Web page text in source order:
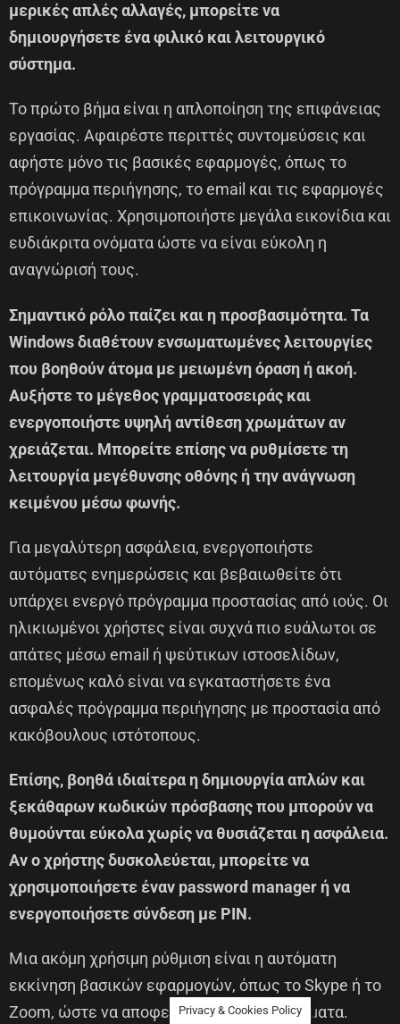
μερικές απλές αλλαγές, μπορείτε να
δημιουργήσετε ένα φιλικό και λειτουργικό
σύστημα.
Το πρώτο βήμα είναι η απλοποίηση της επιφάνειας
εργασίας. Αφαιρέστε περιττές συντομεύσεις και
αφήστε μόνο τις βασικές εφαρμογές, όπως το
πρόγραμμα περιήγησης, το email και τις εφαρμογές
επικοινωνίας. Χρησιμοποιήστε μεγάλα εικονίδια και
ευδιάκριτα ονόματα ώστε να είναι εύκολη η
αναγνώρισή τους.
Σημαντικό ρόλο παίζει και η προσβασιμότητα. Τα
Windows διαθέτουν ενσωματωμένες λειτουργίες
που βοηθούν άτομα με μειωμένη όραση ή ακοή.
Αυξήστε το μέγεθος γραμματοσειράς και
ενεργοποιήστε υψηλή αντίθεση χρωμάτων αν
χρειάζεται. Μπορείτε επίσης να ρυθμίσετε τη
λειτουργία μεγέθυνσης οθόνης ή την ανάγνωση
κειμένου μέσω φωνής.
Για μεγαλύτερη ασφάλεια, ενεργοποιήστε
αυτόματες ενημερώσεις και βεβαιωθείτε ότι
υπάρχει ενεργό πρόγραμμα προστασίας από ιούς. Οι
ηλικιωμένοι χρήστες είναι συχνά πιο ευάλωτοι σε
απάτες μέσω email ή ψεύτικων ιστοσελίδων,
επομένως καλό είναι να εγκαταστήσετε ένα
ασφαλές πρόγραμμα περιήγησης με προστασία από
κακόβουλους ιστότοπους.
Επίσης, βοηθά ιδιαίτερα η δημιουργία απλών και
ξεκάθαρων κωδικών πρόσβασης που μπορούν να
θυμούνται εύκολα χωρίς να θυσιάζεται η ασφάλεια.
Αν ο χρήστης δυσκολεύεται, μπορείτε να
χρησιμοποιήσετε έναν password manager ή να
ενεργοποιήσετε σύνδεση με PIN.
Μια ακόμη χρήσιμη ρύθμιση είναι η αυτόματη
εκκίνηση βασικών εφαρμογών, όπως το Skype ή το
Zoom, ώστε να αποφεύγονται περιττά βήματα.
Privacy & Cookies Policy